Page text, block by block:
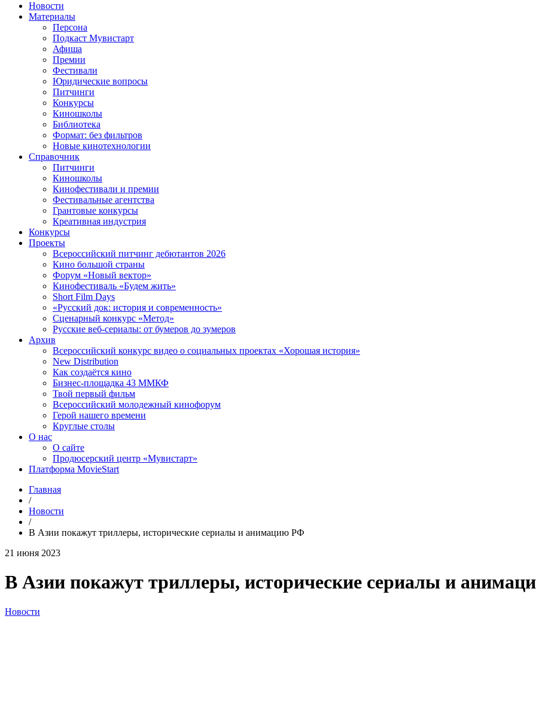
Новости
Материалы
Персона
Подкаст Мувистарт
Афиша
Премии
Фестивали
Юридические вопросы
Питчинги
Конкурсы
Киношколы
Библиотека
Формат: без фильтров
Новые кинотехнологии
Справочник
Питчинги
Киношколы
Кинофестивали и премии
Фестивальные агентства
Грантовые конкурсы
Креативная индустрия
Конкурсы
Проекты
Всероссийский питчинг дебютантов 2026
Кино большой страны
Форум «Новый вектор»
Кинофестиваль «Будем жить»
Short Film Days
«Русский док: история и современность»
Сценарный конкурс «Метод»
Русские веб-сериалы: от бумеров до зумеров
Архив
Всероссийский конкурс видео о социальных проектах «Хорошая история»
New Distribution
Как создаётся кино
Бизнес-площадка 43 ММКФ
Твой первый фильм
Всероссийский молодежный кинофорум
Герой нашего времени
Круглые столы
О нас
О сайте
Продюсерский центр «Мувистарт»
Платформа MovieStart
Главная
/
Новости
/
В Азии покажут триллеры, исторические сериалы и анимацию РФ
21 июня 2023
В Азии покажут триллеры, исторические сериалы и
Новости